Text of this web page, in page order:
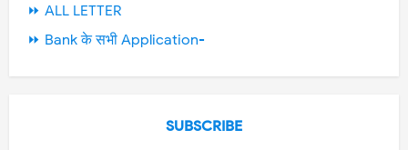
⏩ ALL LETTER
⏩ Bank के सभी Application-
SUBSCRIBE